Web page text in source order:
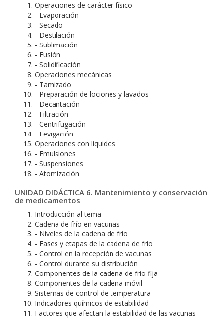
Operaciones de carácter físico
- Evaporación
- Secado
- Destilación
- Sublimación
- Fusión
- Solidificación
Operaciones mecánicas
- Tamizado
- Preparación de lociones y lavados
- Decantación
- Filtración
- Centrifugación
- Levigación
Operaciones con líquidos
- Emulsiones
- Suspensiones
- Atomización
UNIDAD DIDÁCTICA 6. Mantenimiento y conservación
de medicamentos
Introducción al tema
Cadena de frío en vacunas
- Niveles de la cadena de frío
- Fases y etapas de la cadena de frío
- Control en la recepción de vacunas
- Control durante su distribución
Componentes de la cadena de frío fija
Componentes de la cadena móvil
Sistemas de control de temperatura
Indicadores químicos de estabilidad
Factores que afectan la estabilidad de las vacunas